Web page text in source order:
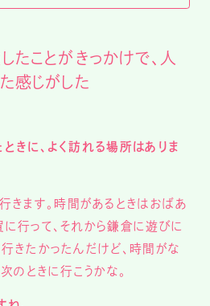
たことがきっかけで、人
感じがした
きに、よく訪れる場所はありま
きます。時間があるときはおばあ
行って、それから鎌倉に遊びに
きたかったんだけど、時間がな
のときに行こうかな。